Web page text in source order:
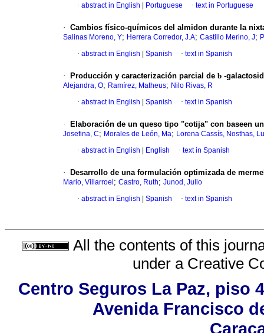
· abstract in English Portuguese · text in Portuguese
· Cambios físico-químicos del almidon durante la
Salinas Moreno, Y; Herrera Corredor, J.A; Castillo Merino, J;
· abstract in English Spanish · text in Spanish
· Producción y caracterización parcial de b -
Alejandra, O; Ramírez, Matheus; Nilo Rivas, R
· abstract in English Spanish · text in Spanish
· Elaboración de un queso tipo "cotija" con baseen
Josefina, C; Morales de León, Ma; Lorena Cassís, Nosthas,
· abstract in English English · text in Spanish
· Desarrollo de una formulación optimizada de
Mario, Villarroel ; Castro, Ruth; Junod, Julio
· abstract in English Spanish · text in Spanish
All the contents of this
under a Creative
Centro Seguros La Paz, piso
Avenida Francisco